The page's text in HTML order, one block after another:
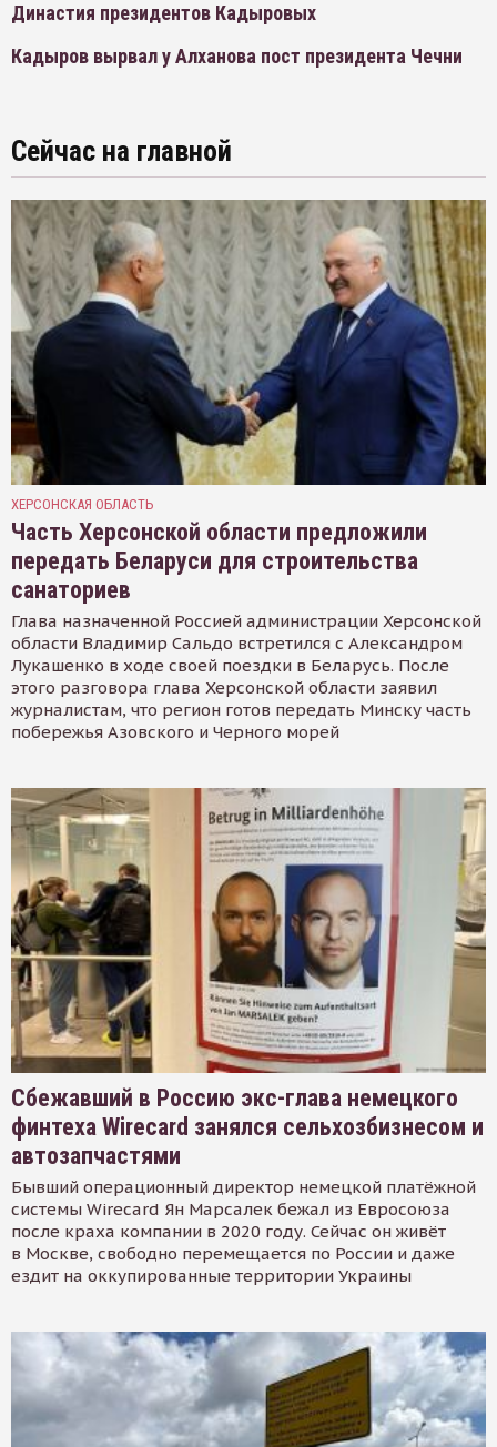
Династия президентов Кадыровых
Кадыров вырвал у Алханова пост президента Чечни
Сейчас на главной
ХЕРСОНСКАЯ ОБЛАСТЬ
Часть Херсонской области предложили
передать Беларуси для строительства
санаториев
Глава назначенной Россией администрации Херсонской
области Владимир Сальдо встретился с Александром
Лукашенко в ходе своей поездки в Беларусь. После
этого разговора глава Херсонской области заявил
журналистам, что регион готов передать Минску часть
побережья Азовского и Черного морей
Сбежавший в Россию экс-глава немецкого
финтеха Wirecard занялся сельхозбизнесом и
автозапчастями
Бывший операционный директор немецкой платёжной
системы Wirecard Ян Марсалек бежал из Евросоюза
после краха компании в 2020 году. Сейчас он живёт
в Москве, свободно перемещается по России и даже
ездит на оккупированные территории Украины